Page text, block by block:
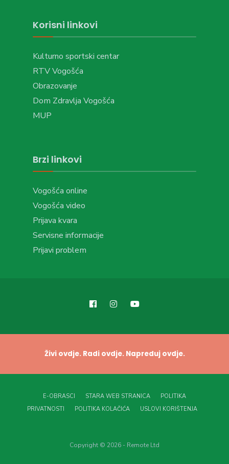
Korisni linkovi
Kulturno sportski centar
RTV Vogošća
Obrazovanje
Dom Zdravlja Vogošća
MUP
Brzi linkovi
Vogošća online
Vogošća video
Prijava kvara
Servisne informacije
Prijavi problem
Živi ovdje. Radi ovdje. Napreduj ovdje.
E-OBRASCI STARA WEB STRANICA
POLITIKA
PRIVATNOSTI
POLITIKA KOLAČIĆA USLOVI KORIŠTENJA
Copyright © 2026 - Remote Ltd